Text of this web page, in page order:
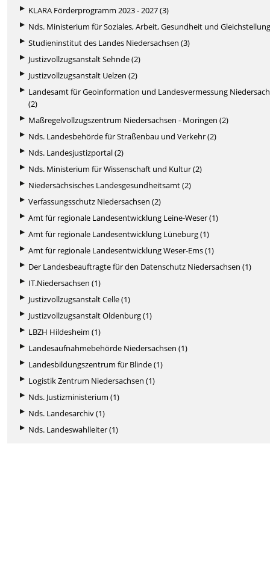
KLARA Förderprogramm 2023 - 2027 (3)
Nds. Ministerium für Soziales, Arbeit, Gesundheit und
Studieninstitut des Landes Niedersachsen (3)
Justizvollzugsanstalt Sehnde (2)
Justizvollzugsanstalt Uelzen (2)
Landesamt für Geoinformation und Landesvermessung
(2)
Maßregelvollzugszentrum Niedersachsen - Moringen (2)
Nds. Landesbehörde für Straßenbau und Verkehr (2)
Nds. Landesjustizportal (2)
Nds. Ministerium für Wissenschaft und Kultur (2)
Niedersächsisches Landesgesundheitsamt (2)
Verfassungsschutz Niedersachsen (2)
Amt für regionale Landesentwicklung Leine-Weser (1)
Amt für regionale Landesentwicklung Lüneburg (1)
Amt für regionale Landesentwicklung Weser-Ems (1)
Der Landesbeauftragte für den Datenschutz Niedersachsen (1)
IT.Niedersachsen (1)
Justizvollzugsanstalt Celle (1)
Justizvollzugsanstalt Oldenburg (1)
LBZH Hildesheim (1)
Landesaufnahmebehörde Niedersachsen (1)
Landesbildungszentrum für Blinde (1)
Logistik Zentrum Niedersachsen (1)
Nds. Justizministerium (1)
Nds. Landesarchiv (1)
Nds. Landeswahlleiter (1)